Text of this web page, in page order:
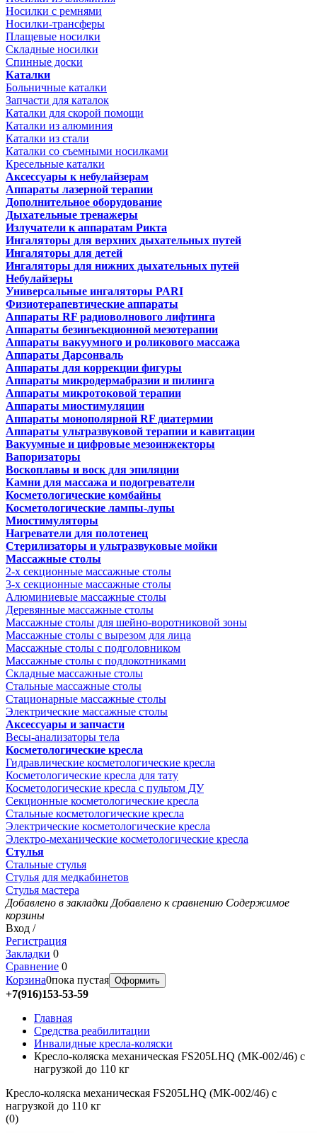
Носилки с ремнями
Носилки-трансферы
Плащевые носилки
Складные носилки
Спинные доски
Каталки
Больничные каталки
Запчасти для каталок
Каталки для скорой помощи
Каталки из алюминия
Каталки из стали
Каталки со съемными носилками
Кресельные каталки
Аксессуары к небулайзерам
Аппараты лазерной терапии
Дополнительное оборудование
Дыхательные тренажеры
Излучатели к аппаратам Рикта
Ингаляторы для верхних дыхательных путей
Ингаляторы для детей
Ингаляторы для нижних дыхательных путей
Небулайзеры
Универсальные ингаляторы PARI
Физиотерапевтические аппараты
Аппараты RF радиоволнового лифтинга
Аппараты безинъекционной мезотерапии
Аппараты вакуумного и роликового массажа
Аппараты Дарсонваль
Аппараты для коррекции фигуры
Аппараты микродермабразии и пилинга
Аппараты микротоковой терапии
Аппараты миостимуляции
Аппараты монополярной RF диатермии
Аппараты ультразвуковой терапии и кавитации
Вакуумные и цифровые мезоинжекторы
Вапоризаторы
Воскоплавы и воск для эпиляции
Камни для массажа и подогреватели
Косметологические комбайны
Косметологические лампы-лупы
Миостимуляторы
Нагреватели для полотенец
Стерилизаторы и ультразвуковые мойки
Массажные столы
2-х секционные массажные столы
3-х секционные массажные столы
Алюминиевые массажные столы
Деревянные массажные столы
Массажные столы для шейно-воротниковой зоны
Массажные столы с вырезом для лица
Массажные столы с подголовником
Массажные столы с подлокотниками
Складные массажные столы
Стальные массажные столы
Стационарные массажные столы
Электрические массажные столы
Аксессуары и запчасти
Весы-анализаторы тела
Косметологические кресла
Гидравлические косметологические кресла
Косметологические кресла для тату
Косметологические кресла с пультом ДУ
Секционные косметологические кресла
Стальные косметологические кресла
Электрические косметологические кресла
Электро-механические косметологические кресла
Стулья
Стальные стулья
Стулья для медкабинетов
Стулья мастера
Добавлено в закладки Добавлено к сравнению Содержимое
корзины
Вход /
Регистрация
Закладки 0
Сравнение 0
Корзина0пока пустая Оформить
+7(916)153-53-59
Главная
Средства реабилитации
Инвалидные кресла-коляски
Кресло-коляска механическая FS205LHQ (МК-002/46) с
нагрузкой до 110 кг
Кресло-коляска механическая FS205LHQ (МК-002/46) с
нагрузкой до 110 кг
(0)